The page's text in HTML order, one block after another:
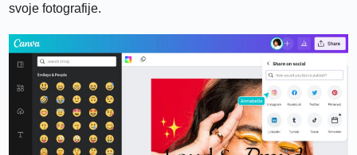
svoje fotografije.